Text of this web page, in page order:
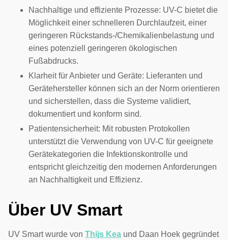
Nachhaltige und effiziente Prozesse: UV-C bietet die
Möglichkeit einer schnelleren Durchlaufzeit, einer
geringeren Rückstands-/Chemikalienbelastung und
eines potenziell geringeren ökologischen
Fußabdrucks.
Klarheit für Anbieter und Geräte: Lieferanten und
Gerätehersteller können sich an der Norm orientieren
und sicherstellen, dass die Systeme validiert,
dokumentiert und konform sind.
Patientensicherheit: Mit robusten Protokollen
unterstützt die Verwendung von UV-C für geeignete
Gerätekategorien die Infektionskontrolle und
entspricht gleichzeitig den modernen Anforderungen
an Nachhaltigkeit und Effizienz.
Über UV Smart
UV Smart wurde von Thijs Kea und Daan Hoek gegründet